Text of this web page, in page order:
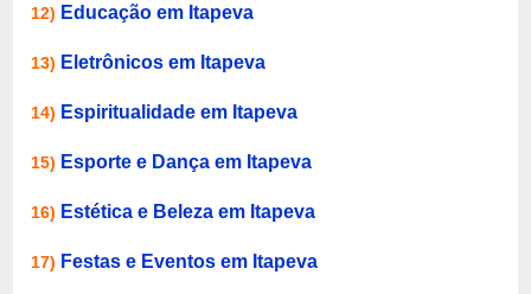
12) Educação em Itapeva
13) Eletrônicos em Itapeva
14) Espiritualidade em Itapeva
15) Esporte e Dança em Itapeva
16) Estética e Beleza em Itapeva
17) Festas e Eventos em Itapeva